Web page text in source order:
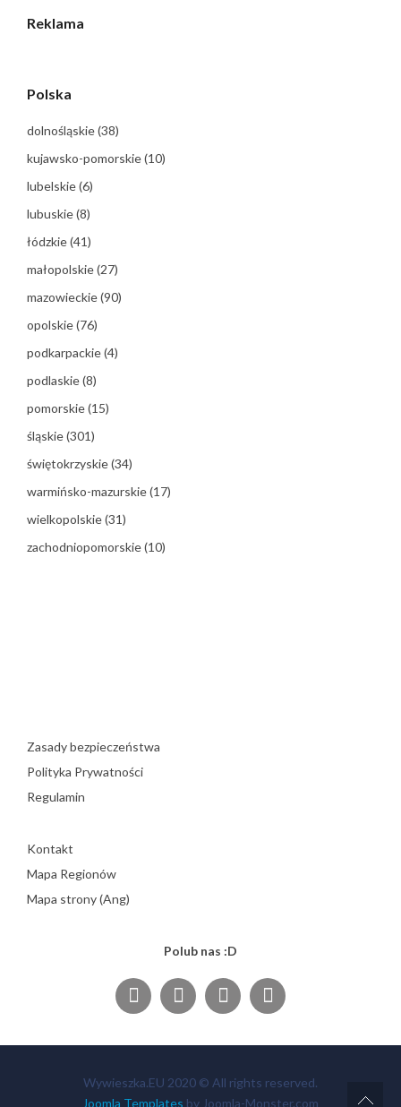
Reklama
Polska
dolnośląskie(38)
kujawsko-pomorskie(10)
lubelskie(6)
lubuskie(8)
łódzkie(41)
małopolskie(27)
mazowieckie(90)
opolskie(76)
podkarpackie(4)
podlaskie(8)
pomorskie(15)
śląskie(301)
świętokrzyskie(34)
warmińsko-mazurskie(17)
wielkopolskie(31)
zachodniopomorskie(10)
Zasady bezpieczeństwa
Polityka Prywatności
Regulamin
Kontakt
Mapa Regionów
Mapa strony (Ang)
Polub nas :D
Wywieszka.EU 2020 © All rights reserved.
Joomla Templates by Joomla-Monster.com